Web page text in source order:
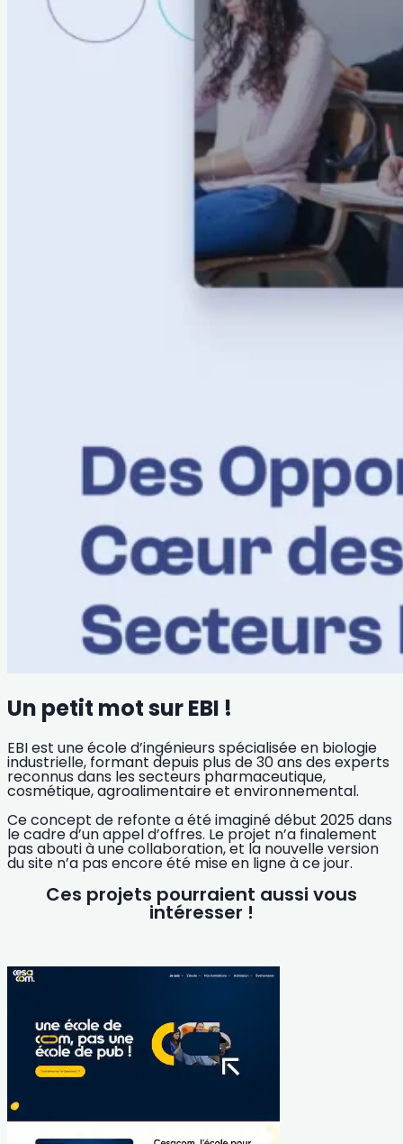
Un petit mot sur EBI !
EBI est une école d’ingénieurs spécialisée en biologie
industrielle, formant depuis plus de 30 ans des experts
reconnus dans les secteurs pharmaceutique,
cosmétique, agroalimentaire et environnemental.
Ce concept de refonte a été imaginé début 2025 dans
le cadre d’un appel d’offres. Le projet n’a finalement
pas abouti à une collaboration, et la nouvelle version
du site n’a pas encore été mise en ligne à ce jour.
Ces projets pourraient aussi vous
intéresser !